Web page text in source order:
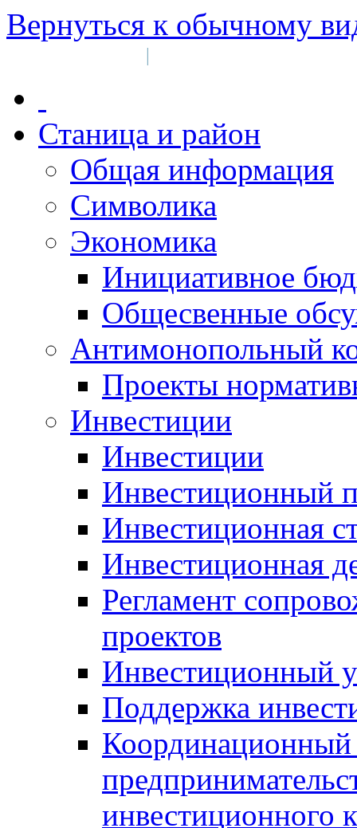
Вернуться к обычному
|
Станица и район
Общая информация
Символика
Экономика
Инициативное
Общесвенные
Антимонопольный
Проекты
Инвестиции
Инвестиции
Инвестиционный
Инвестиционная
Инвестиционная
Регламент
проектов
Инвестиционный
Поддержка
Координационный
инвестиционного